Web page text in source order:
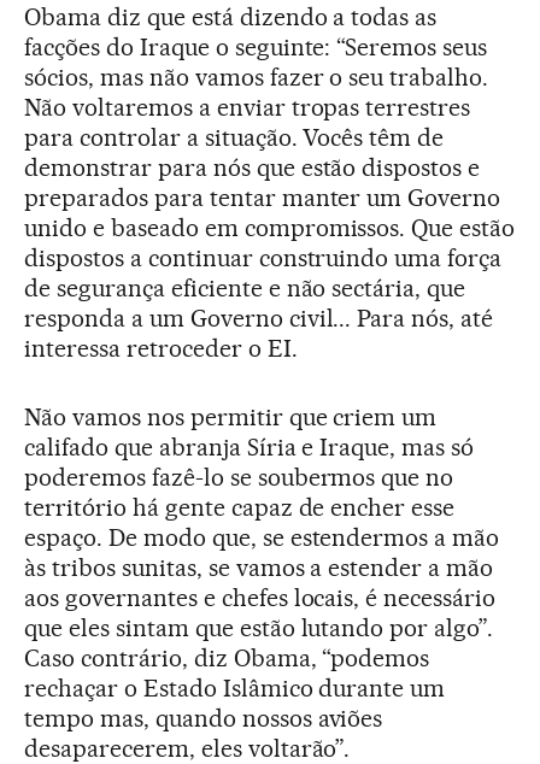
Obama diz que está dizendo a todas as
facções do Iraque o seguinte: “Seremos seus
sócios, mas não vamos fazer o seu trabalho.
Não voltaremos a enviar tropas terrestres
para controlar a situação. Vocês têm de
demonstrar para nós que estão dispostos e
preparados para tentar manter um Governo
unido e baseado em compromissos. Que estão
dispostos a continuar construindo uma força
de segurança eficiente e não sectária, que
responda a um Governo civil... Para nós, até
interessa retroceder o EI.
Não vamos nos permitir que criem um
califado que abranja Síria e Iraque, mas só
poderemos fazê-lo se soubermos que no
território há gente capaz de encher esse
espaço. De modo que, se estendermos a mão
às tribos sunitas, se vamos a estender a mão
aos governantes e chefes locais, é necessário
que eles sintam que estão lutando por algo”.
Caso contrário, diz Obama, “podemos
rechaçar o Estado Islâmico durante um
tempo mas, quando nossos aviões
desaparecerem, eles voltarão”.